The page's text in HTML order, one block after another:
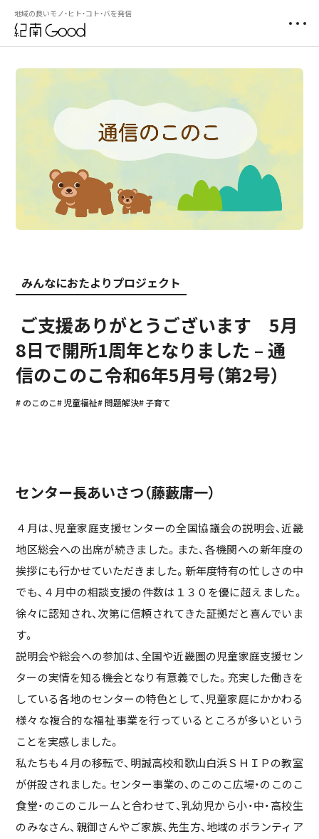
地域の良いモノ・ヒト・コト・バを発信
みんなにおたよりプロジェクト
ご支援ありがとうございます 5月
8日で開所1周年となりました – 通
信のこのこ令和6年5月号（第2号）
のこのこ 児童福祉 問題解決 子育て
センター長あいさつ（藤藪庸一）
４月は、児童家庭支援センターの全国協議会の説明会、近畿
地区総会への出席が続きました。また、各機関への新年度の
挨拶にも行かせていただきました。新年度特有の忙しさの中
でも、４月中の相談支援の件数は１３０を優に超えました。
徐々に認知され、次第に信頼されてきた証拠だと喜んでいま
す。
説明会や総会への参加は、全国や近畿圏の児童家庭支援セン
ターの実情を知る機会となり有意義でした。充実した働きを
している各地のセンターの特色として、児童家庭にかかわる
様々な複合的な福祉事業を行っているところが多いという
ことを実感しました。
私たちも４月の移転で、明誠高校和歌山白浜ＳＨＩＰの教室
が併設されました。センター事業の、のこのこ広場・のこのこ
食堂・のこのこルームと合わせて、乳幼児から小・中・高校生
のみなさん、親御さんやご家族、先生方、地域のボランティア